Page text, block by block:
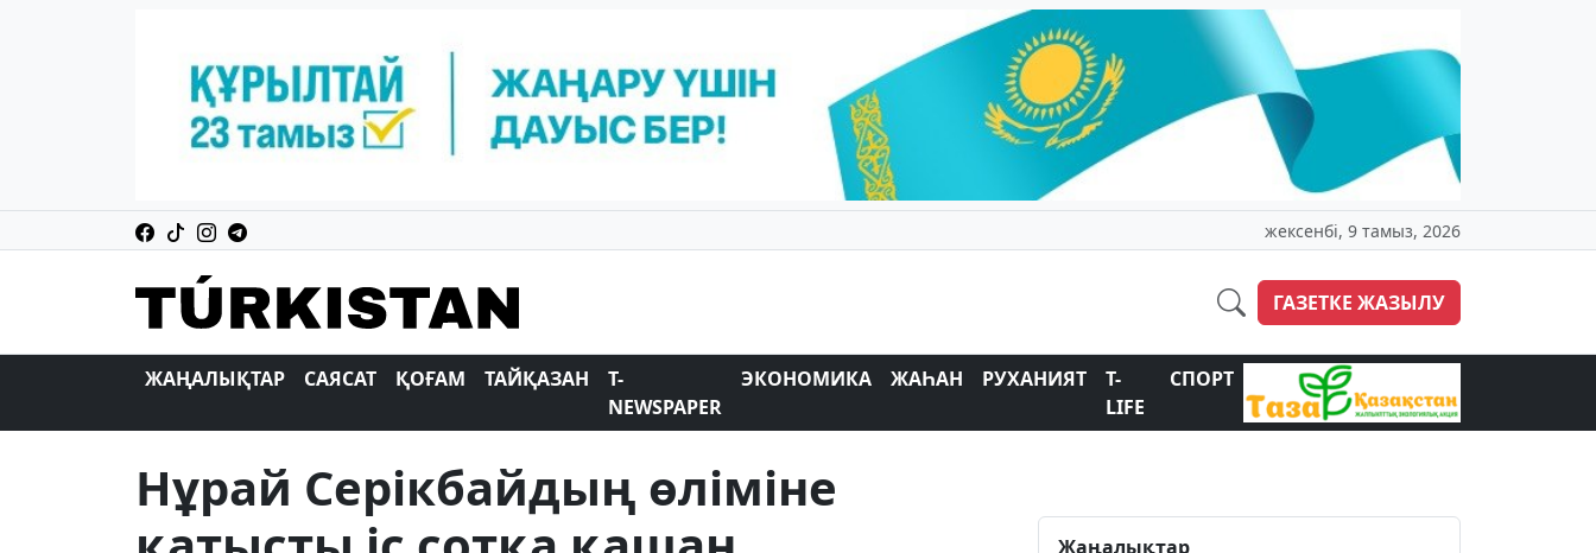
жексенбі, 9 тамыз, 2026
ГАЗЕТКЕ ЖАЗЫЛУ
ЖАҢАЛЫҚТАР САЯСАТ ҚОҒАМ ТАЙҚАЗАН
T-
NEWSPAPER
ЭКОНОМИКА ЖАҺАН РУХАНИЯТ
T-
LIFE
СПОРТ
Нұрай Серікбайдың өліміне
Жаңалықтар